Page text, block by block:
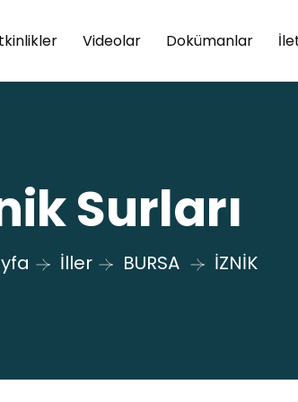
Videolar Dokümanlar
Surları
İller BURSA İZNİK